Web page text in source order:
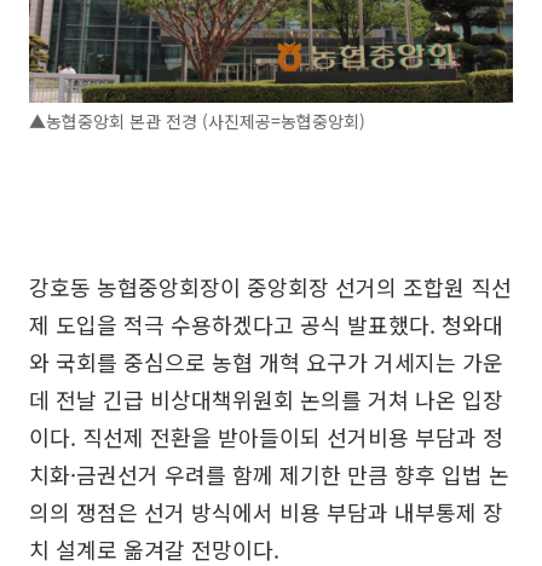
▲농협중앙회 본관 전경 (사진제공=농협중앙회)
강호동 농협중앙회장이 중앙회장 선거의 조합원 직선
제 도입을 적극 수용하겠다고 공식 발표했다. 청와대
와 국회를 중심으로 농협 개혁 요구가 거세지는 가운
데 전날 긴급 비상대책위원회 논의를 거쳐 나온 입장
이다. 직선제 전환을 받아들이되 선거비용 부담과 정
치화·금권선거 우려를 함께 제기한 만큼 향후 입법 논
의의 쟁점은 선거 방식에서 비용 부담과 내부통제 장
치 설계로 옮겨갈 전망이다.